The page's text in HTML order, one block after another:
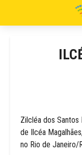
Zilcléa dos Santos
de Ilcéa
no Rio de Janeiro/